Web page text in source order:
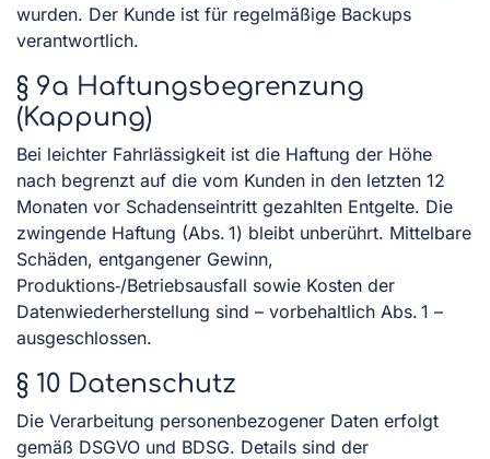
wurden. Der Kunde ist für regelmäßige Backups
verantwortlich.
§ 9a Haftungsbegrenzung
(Kappung)
Bei leichter Fahrlässigkeit ist die Haftung der Höhe
nach begrenzt auf die vom Kunden in den letzten 12
Monaten vor Schadenseintritt gezahlten Entgelte. Die
zwingende Haftung (Abs. 1) bleibt unberührt. Mittelbare
Schäden, entgangener Gewinn,
Produktions‑/Betriebsausfall sowie Kosten der
Datenwiederherstellung sind – vorbehaltlich Abs. 1 –
ausgeschlossen.
§ 10 Datenschutz
Die Verarbeitung personenbezogener Daten erfolgt
gemäß DSGVO und BDSG. Details sind der